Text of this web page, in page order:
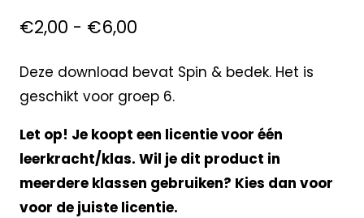
€2,00 - €6,00
Deze download bevat Spin & bedek. Het is
geschikt voor groep 6.
Let op! Je koopt een licentie voor één
leerkracht/klas. Wil je dit product in
meerdere klassen gebruiken? Kies dan voor
voor de juiste licentie.